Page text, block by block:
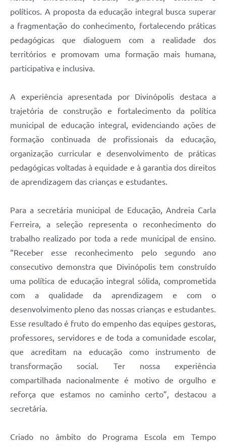
políticos. A proposta da educação integral busca superar
a fragmentação do conhecimento, fortalecendo práticas
pedagógicas que dialoguem com a realidade dos
territórios e promovam uma formação mais humana,
participativa e inclusiva.
A experiência apresentada por Divinópolis destaca a
trajetória de construção e fortalecimento da política
municipal de educação integral, evidenciando ações de
formação continuada de profissionais da educação,
organização curricular e desenvolvimento de práticas
pedagógicas voltadas à equidade e à garantia dos direitos
de aprendizagem das crianças e estudantes.
Para a secretária municipal de Educação, Andreia Carla
Ferreira, a seleção representa o reconhecimento do
trabalho realizado por toda a rede municipal de ensino.
“Receber esse reconhecimento pelo segundo ano
consecutivo demonstra que Divinópolis tem construído
uma política de educação integral sólida, comprometida
com a qualidade da aprendizagem e com o
desenvolvimento pleno das nossas crianças e estudantes.
Esse resultado é fruto do empenho das equipes gestoras,
professores, servidores e de toda a comunidade escolar,
que acreditam na educação como instrumento de
transformação social. Ter nossa experiência
compartilhada nacionalmente é motivo de orgulho e
reforça que estamos no caminho certo”, destacou a
secretária.
Criado no âmbito do Programa Escola em Tempo